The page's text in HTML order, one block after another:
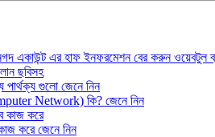
একাউন্ট এর হাফ ইনফরমেশন বের করুন ওয়েবটুল
ছবিসহ
গুলো জেনে নিন
Network) কি? জেনে নিন
কাজ করে
করে জেনে নিন